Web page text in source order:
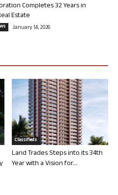
Completes 32 Years in
Estate
January 14, 2026
Classifieds
Land Trades Steps into its 34th
Year with a Vision for...